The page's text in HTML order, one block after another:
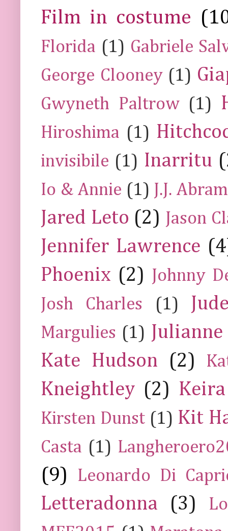
Film in costume
Florida (1) Gabriele
George Clooney (1)
Gwyneth Paltrow (1)
Hiroshima (1)
invisibile (1) Inarritu
Io & Annie (1) J.J.
Jared Leto (2) Jason
Jennifer Lawrence
Phoenix (2) Johnny
Josh Charles
(1)
Margulies (1)
Kate Hudson
(2)
Kneightley (2)
Kirsten Dunst (1) Kit
Casta (1)
(9) Leonardo Di
Letteradonna (3)